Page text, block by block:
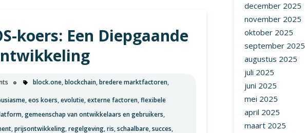
koers: Een Diepgaande
block.one,blockchain,bredere marktfactoren,
,eos koers,evolutie,externe factoren,flexibele
,gemeenschap van ontwikkelaars en gebruikers,
,prijsontwikkeling,regelgeving,ris,schaalbare,succes,
december 2025
november 2025
oktober 2025
september 2025
augustus 2025
juli 2025
juni 2025
mei 2025
april 2025
maart 2025